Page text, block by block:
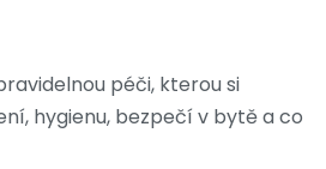
péči, kterou si
hygienu, bezpečí v bytě a co